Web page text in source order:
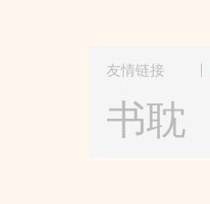
友情链接
书耽